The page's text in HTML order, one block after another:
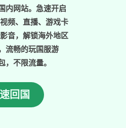
内网站。急速开启
频、直播、游戏卡
音，解锁海外地区
流畅的玩国服游
，不限流量。
回国